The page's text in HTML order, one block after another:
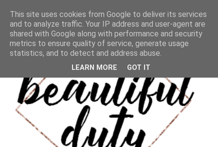
This site uses cookies from Google to deliver its services
and to analyze traffic. Your IP address and user-agent are
shared with Google along with performance and security
metrics to ensure quality of service, generate usage
statistics, and to detect and address abuse.
LEARN MORE GOT IT